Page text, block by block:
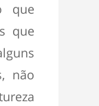
que
que
não